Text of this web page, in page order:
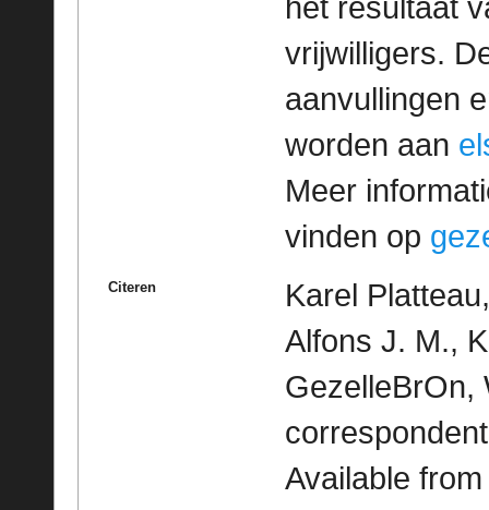
het resultaat
vrijwilligers.
aanvullingen
worden aan
Meer
vinden op
Citeren
Karel
Alfons J. M.,
GezelleBrOn,
Available